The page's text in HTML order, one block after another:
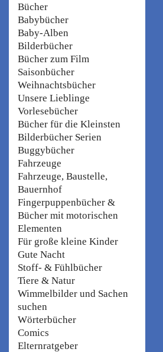
Bücher
Babybücher
Baby-Alben
Bilderbücher
Bücher zum Film
Saisonbücher
Weihnachtsbücher
Unsere Lieblinge
Vorlesebücher
Bücher für die Kleinsten
Bilderbücher Serien
Buggybücher
Fahrzeuge
Fahrzeuge, Baustelle,
Bauernhof
Fingerpuppenbücher &
Bücher mit motorischen
Elementen
Für große kleine Kinder
Gute Nacht
Stoff- & Fühlbücher
Tiere & Natur
Wimmelbilder und Sachen
suchen
Wörterbücher
Comics
Elternratgeber